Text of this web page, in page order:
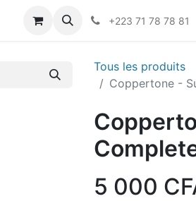
+223 71 78 78 81
Tous les produits
Coppertone -
5 000